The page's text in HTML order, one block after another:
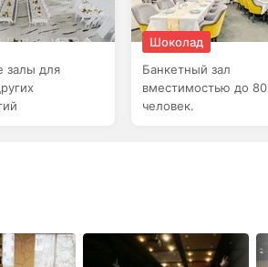
залы для
Шоколад
Банкетный зал
вместимостью до 80
человек.